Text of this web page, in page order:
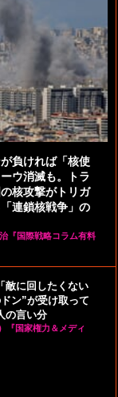
負ければ「核使
ウ消滅も。トラ
核攻撃がトリガ
連鎖核戦争」の
『国際戦略コラム有料
敵に回したくない
ン”が受け取って
の言い分
『国家権力＆メディ